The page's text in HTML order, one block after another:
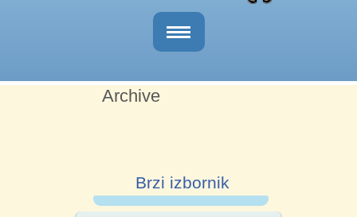
Kutak za roditelje
Dokumenti
Archive
Brzi izbornik